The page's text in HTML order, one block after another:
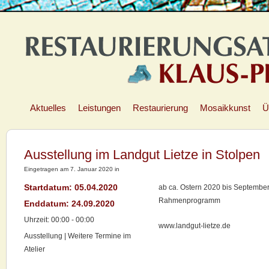
Aktuelles Leistungen Restaurierung Mosaikkunst
Ausstellung im Landgut Lietze in Stolpen
Eingetragen am 7. Januar 2020 in
Startdatum: 05.04.2020
Enddatum: 24.09.2020
Uhrzeit: 00:00 - 00:00
Ausstellung | Weitere Termine im
Atelier
ab ca. Ostern 2020 bis
Rahmenprogramm
www.landgut-lietze.de